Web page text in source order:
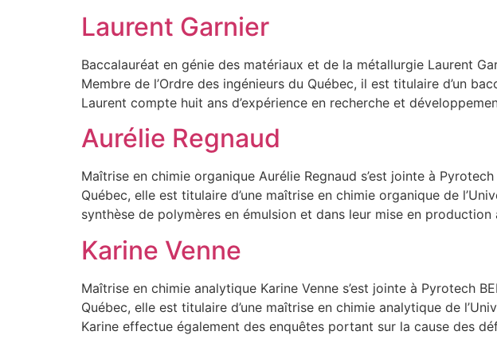
Laurent Garnier
Baccalauréat en génie des matériaux et de la métallurgie Laurent
Membre de l’Ordre des ingénieurs du Québec, il est titulaire d’un
Laurent compte huit ans d’expérience en recherche et
Aurélie Regnaud
Maîtrise en chimie organique Aurélie Regnaud s’est jointe à
Québec, elle est titulaire d’une maîtrise en chimie organique de
synthèse de polymères en émulsion et dans leur mise en
Karine Venne
Maîtrise en chimie analytique Karine Venne s’est jointe à Pyrotech
Québec, elle est titulaire d’une maîtrise en chimie analytique de
Karine effectue également des enquêtes portant sur la cause des